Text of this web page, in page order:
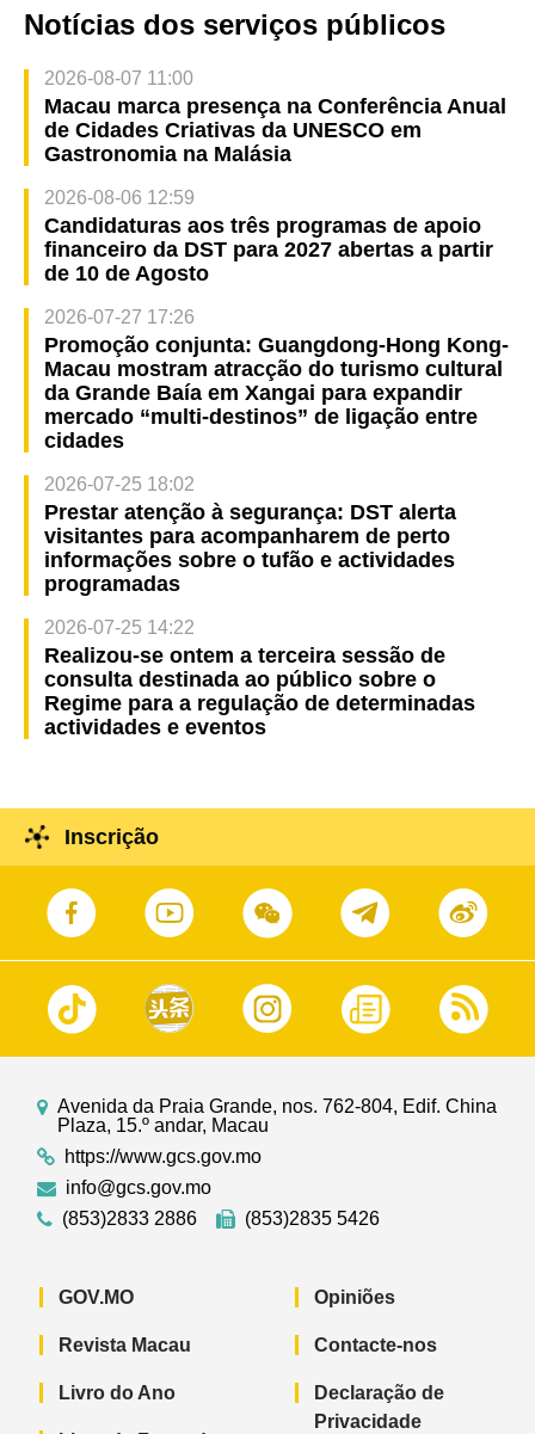
Notícias dos serviços públicos
2026-08-07 11:00
Macau marca presença na Conferência Anual
de Cidades Criativas da UNESCO em
Gastronomia na Malásia
2026-08-06 12:59
Candidaturas aos três programas de apoio
financeiro da DST para 2027 abertas a partir
de 10 de Agosto
2026-07-27 17:26
Promoção conjunta: Guangdong-Hong Kong-
Macau mostram atracção do turismo cultural
da Grande Baía em Xangai para expandir
mercado “multi-destinos” de ligação entre
cidades
2026-07-25 18:02
Prestar atenção à segurança: DST alerta
visitantes para acompanharem de perto
informações sobre o tufão e actividades
programadas
2026-07-25 14:22
Realizou-se ontem a terceira sessão de
consulta destinada ao público sobre o
Regime para a regulação de determinadas
actividades e eventos
Inscrição
Avenida da Praia Grande, nos. 762-804, Edif. China
Plaza, 15.º andar, Macau
https://www.gcs.gov.mo
info@gcs.gov.mo
(853)2833 2886
(853)2835 5426
GOV.MO
Revista Macau
Livro do Ano
Opiniões
Contacte-nos
Declaração de
Privacidade